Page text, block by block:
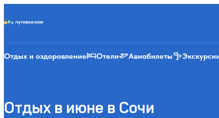
Отдых и оздоровление Отели Авиабилеты
Отдых в июне в Сочи